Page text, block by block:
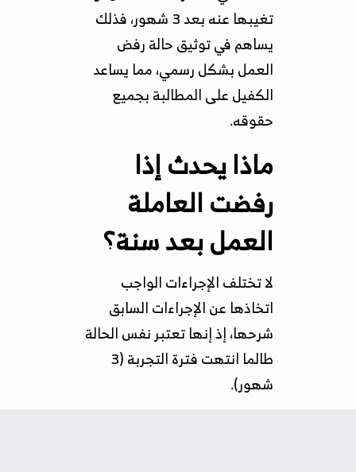
تغيبها عنه بعد 3 شهور، فذلك
يساهم في توثيق حالة رفض
العمل بشكل رسمي، مما يساعد
الكفيل على المطالبة بجميع
حقوقه.
ماذا يحدث إذا
رفضت العاملة
العمل بعد سنة؟
لا تختلف الإجراءات الواجب
اتخاذها عن الإجراءات السابق
شرحها، إذ إنها تعتبر نفس الحالة
طالما انتهت فترة التجربة (3
شهور).